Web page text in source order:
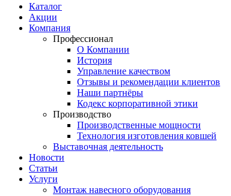
Каталог
Акции
Компания
Профессионал
О Компании
История
Управление качеством
Отзывы и рекомендации клиентов
Наши партнёры
Кодекс корпоративной этики
Производство
Производственные мощности
Технология изготовления ковшей
Выставочная деятельность
Новости
Статьи
Услуги
Монтаж навесного оборудования